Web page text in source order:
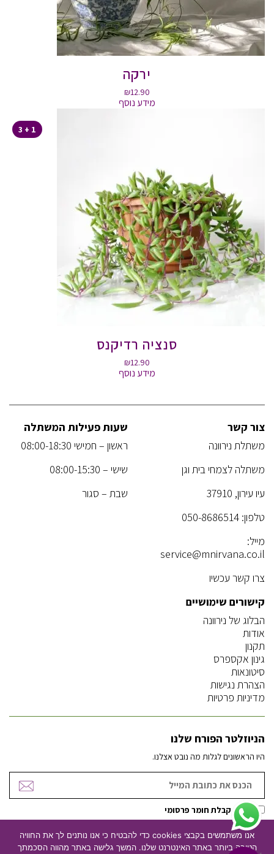
ירקה
₪12.90
מידע נוסף
1 + 3
סנציה רדיקנס
₪12.90
מידע נוסף
צור קשר
משתלת נירוונה
משתלה לצמחי בית וגן
עיו עירון, 37910
טלפון: 050-8686514
מייל:
service@mnirvana.co.il
צרו קשר עכשיו
שעות פעילות המשתלה
ראשון – חמישי 08:00-18:30
שישי – 08:00-15:30
שבת – סגור
קישורים שימושיים
הבלוג של נירוונה
אודות
תקנון
גינון אקספרס
סיטונאות
הצהרת נגישות
מדיניות פרטיות
הניוזלטר הפורח שלנו
היו הראשונים לגלות מה נובט אצלנו.
אישור קבלת חומר פרסומי
אנו משתמשים בקבצי cookies כדי להבטיח כי אנו נותנים לך את החוויה
הטובה ביותר באתר האינטרנט שלנו. המשך גלישה באתר מהווה הסכמתך